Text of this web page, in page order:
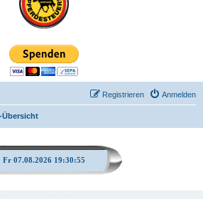
Anmelden
Registrieren
Übersicht
Fr 07.08.2026 19:30:55